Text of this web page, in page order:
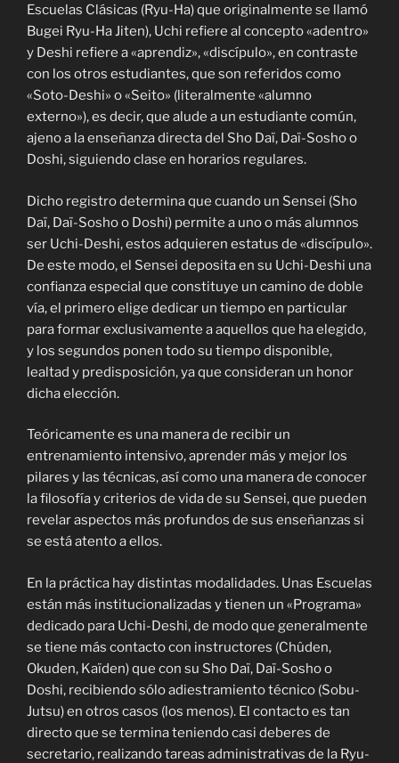
Escuelas Clásicas (Ryu-Ha) que originalmente se llamó
Bugei Ryu-Ha Jiten), Uchi refiere al concepto «adentro»
y Deshi refiere a «aprendiz», «discípulo», en contraste
con los otros estudiantes, que son referidos como
«Soto-Deshi» o «Seito» (literalmente «alumno
externo»), es decir, que alude a un estudiante común,
ajeno a la enseñanza directa del Sho Daï, Daï-Sosho o
Doshi, siguiendo clase en horarios regulares.
Dicho registro determina que cuando un Sensei (Sho
Daï, Daï-Sosho o Doshi) permite a uno o más alumnos
ser Uchi-Deshi, estos adquieren estatus de «discípulo».
De este modo, el Sensei deposita en su Uchi-Deshi una
confianza especial que constituye un camino de doble
vía, el primero elige dedicar un tiempo en particular
para formar exclusivamente a aquellos que ha elegido,
y los segundos ponen todo su tiempo disponible,
lealtad y predisposición, ya que consideran un honor
dicha elección.
Teóricamente es una manera de recibir un
entrenamiento intensivo, aprender más y mejor los
pilares y las técnicas, así como una manera de conocer
la filosofía y criterios de vida de su Sensei, que pueden
revelar aspectos más profundos de sus enseñanzas si
se está atento a ellos.
En la práctica hay distintas modalidades. Unas Escuelas
están más institucionalizadas y tienen un «Programa»
dedicado para Uchi-Deshi, de modo que generalmente
se tiene más contacto con instructores (Chûden,
Okuden, Kaïden) que con su Sho Daï, Daï-Sosho o
Doshi, recibiendo sólo adiestramiento técnico (Sobu-
Jutsu) en otros casos (los menos). El contacto es tan
directo que se termina teniendo casi deberes de
secretario, realizando tareas administrativas de la Ryu-